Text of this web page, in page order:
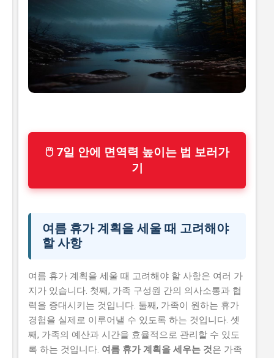
🖱 7일 안에 면역력 높이는 법 보러가
기
여름 휴가 계획을 세울 때 고려해야
할 사항
여름 휴가 계획을 세울 때 고려해야 할 사항은 여러 가
지가 있습니다. 첫째, 가족 구성원 간의 의사소통과 협
력을 증대시키는 것입니다. 둘째, 가족이 원하는 휴가
경험을 실제로 이루어낼 수 있도록 하는 것입니다. 셋
째, 가족의 예산과 시간을 효율적으로 관리할 수 있도
록 하는 것입니다. 여름 휴가 계획을 세우는 것은 가족